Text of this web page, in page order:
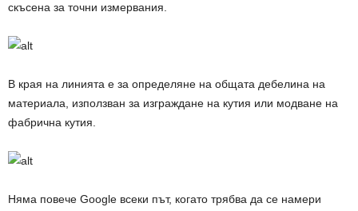
скъсена за точни измервания.
В края на линията е за определяне на общата дебелина на
материала, използван за изграждане на кутия или модване на
фабрична кутия.
Няма повече Google всеки път, когато трябва да се намери